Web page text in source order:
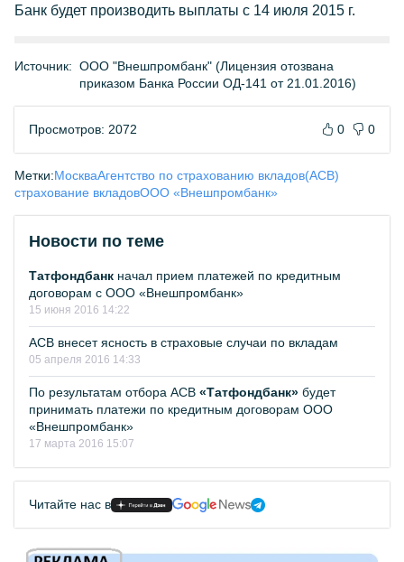
Банк будет производить выплаты с 14 июля 2015 г.
Источник: ООО "Внешпромбанк" (Лицензия отозвана
приказом Банка России ОД-141 от 21.01.2016)
Просмотров: 2072 0 0
Метки:МоскваАгентство по страхованию вкладов(АСВ)
страхование вкладовООО «Внешпромбанк»
Новости по теме
Татфондбанк начал прием платежей по кредитным
договорам с ООО «Внешпромбанк»
15 июня 2016 14:22
АСВ внесет ясность в страховые случаи по вкладам
05 апреля 2016 14:33
По результатам отбора АСВ «Татфондбанк» будет
принимать платежи по кредитным договорам ООО
«Внешпромбанк»
17 марта 2016 15:07
Читайте нас в